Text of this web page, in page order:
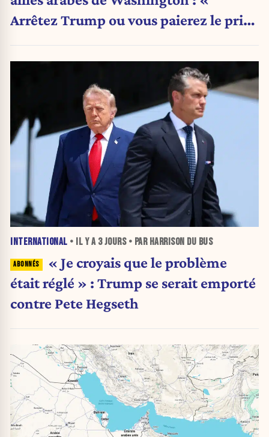
Arrêtez Trump ou vous paierez le prix
INTERNATIONAL • IL Y A 3 JOURS• PAR HARRISON DU BUS
« Je croyais que le problème
était réglé » : Trump se serait emporté
contre Pete Hegseth